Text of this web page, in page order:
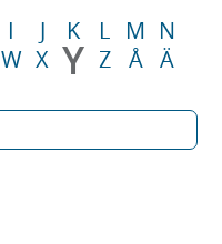
I J K L M N
W X Y Z Å Ä